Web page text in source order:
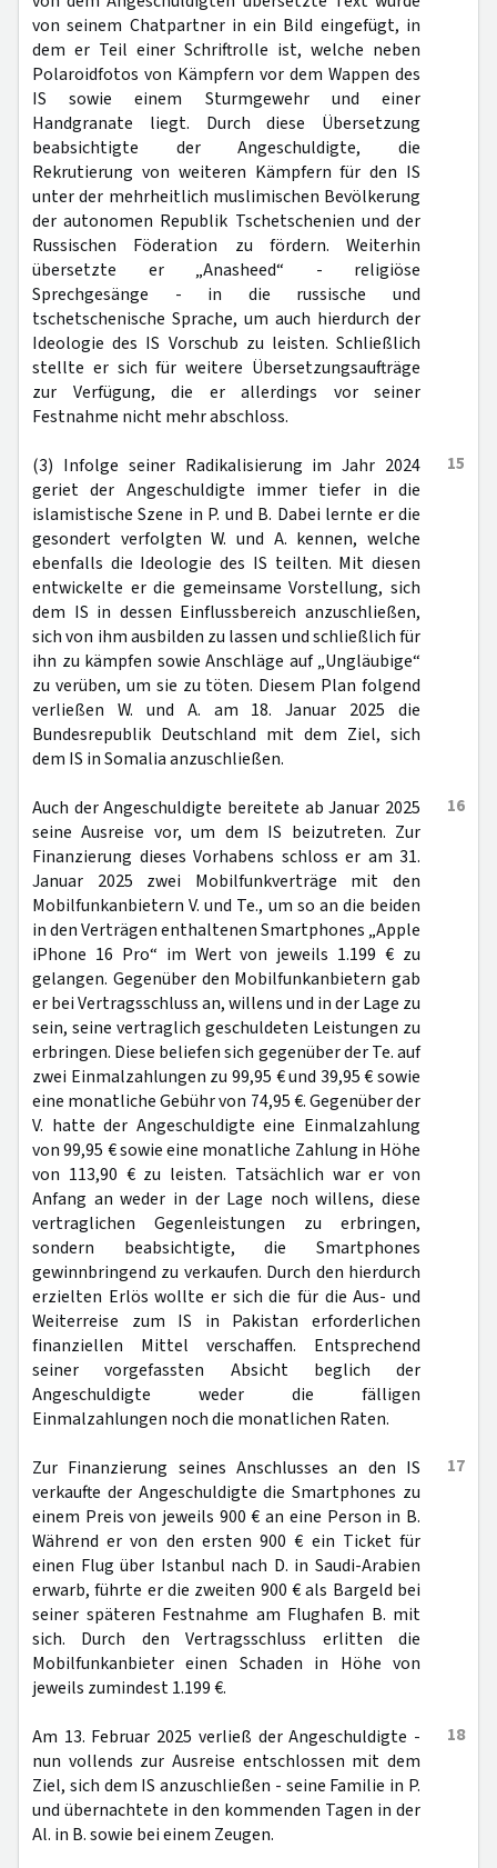
von seinem Chatpartner in ein Bild eingefügt, in
dem er Teil einer Schriftrolle ist, welche neben
Polaroidfotos von Kämpfern vor dem Wappen des
IS sowie einem Sturmgewehr und einer
Handgranate liegt. Durch diese Übersetzung
beabsichtigte der Angeschuldigte, die
Rekrutierung von weiteren Kämpfern für den IS
unter der mehrheitlich muslimischen Bevölkerung
der autonomen Republik Tschetschenien und der
Russischen Föderation zu fördern. Weiterhin
übersetzte er „Anasheed“ - religiöse
Sprechgesänge - in die russische und
tschetschenische Sprache, um auch hierdurch der
Ideologie des IS Vorschub zu leisten. Schließlich
stellte er sich für weitere Übersetzungsaufträge
zur Verfügung, die er allerdings vor seiner
Festnahme nicht mehr abschloss.
15
(3) Infolge seiner Radikalisierung im Jahr 2024
geriet der Angeschuldigte immer tiefer in die
islamistische Szene in P. und B. Dabei lernte er die
gesondert verfolgten W. und A. kennen, welche
ebenfalls die Ideologie des IS teilten. Mit diesen
entwickelte er die gemeinsame Vorstellung, sich
dem IS in dessen Einflussbereich anzuschließen,
sich von ihm ausbilden zu lassen und schließlich für
ihn zu kämpfen sowie Anschläge auf „Ungläubige“
zu verüben, um sie zu töten. Diesem Plan folgend
verließen W. und A. am 18. Januar 2025 die
Bundesrepublik Deutschland mit dem Ziel, sich
dem IS in Somalia anzuschließen.
16
Auch der Angeschuldigte bereitete ab Januar 2025
seine Ausreise vor, um dem IS beizutreten. Zur
Finanzierung dieses Vorhabens schloss er am 31.
Januar 2025 zwei Mobilfunkverträge mit den
Mobilfunkanbietern V. und Te., um so an die beiden
in den Verträgen enthaltenen Smartphones „Apple
iPhone 16 Pro“ im Wert von jeweils 1.199 € zu
gelangen. Gegenüber den Mobilfunkanbietern gab
er bei Vertragsschluss an, willens und in der Lage zu
sein, seine vertraglich geschuldeten Leistungen zu
erbringen. Diese beliefen sich gegenüber der Te. auf
zwei Einmalzahlungen zu 99,95 € und 39,95 € sowie
eine monatliche Gebühr von 74,95 €. Gegenüber der
V. hatte der Angeschuldigte eine Einmalzahlung
von 99,95 € sowie eine monatliche Zahlung in Höhe
von 113,90 € zu leisten. Tatsächlich war er von
Anfang an weder in der Lage noch willens, diese
vertraglichen Gegenleistungen zu erbringen,
sondern beabsichtigte, die Smartphones
gewinnbringend zu verkaufen. Durch den hierdurch
erzielten Erlös wollte er sich die für die Aus- und
Weiterreise zum IS in Pakistan erforderlichen
finanziellen Mittel verschaffen. Entsprechend
seiner vorgefassten Absicht beglich der
Angeschuldigte weder die fälligen
Einmalzahlungen noch die monatlichen Raten.
17
Zur Finanzierung seines Anschlusses an den IS
verkaufte der Angeschuldigte die Smartphones zu
einem Preis von jeweils 900 € an eine Person in B.
Während er von den ersten 900 € ein Ticket für
einen Flug über Istanbul nach D. in Saudi-Arabien
erwarb, führte er die zweiten 900 € als Bargeld bei
seiner späteren Festnahme am Flughafen B. mit
sich. Durch den Vertragsschluss erlitten die
Mobilfunkanbieter einen Schaden in Höhe von
jeweils zumindest 1.199 €.
18
Am 13. Februar 2025 verließ der Angeschuldigte -
nun vollends zur Ausreise entschlossen mit dem
Ziel, sich dem IS anzuschließen - seine Familie in P.
und übernachtete in den kommenden Tagen in der
Al. in B. sowie bei einem Zeugen.